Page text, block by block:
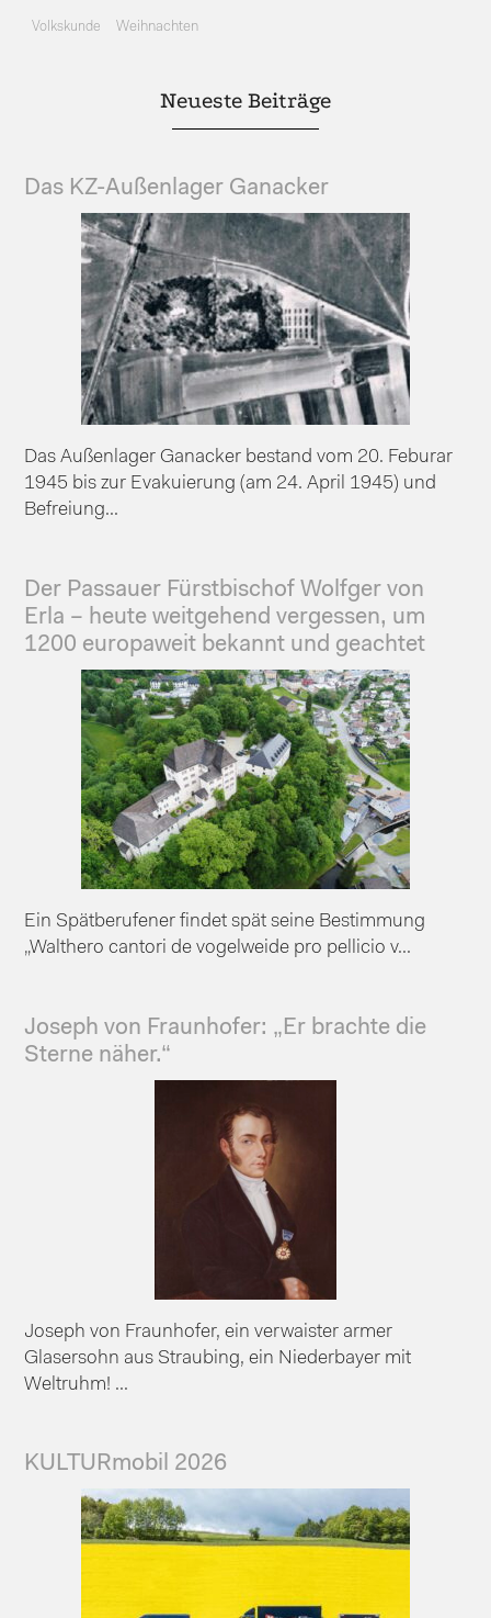
Volkskunde Weihnachten
Neueste Beiträge
Das KZ-Außenlager Ganacker
Das Außenlager Ganacker bestand vom 20. Feburar
1945 bis zur Evakuierung (am 24. April 1945) und
Befreiung...
Der Passauer Fürstbischof Wolfger von
Erla – heute weitgehend vergessen, um
1200 europaweit bekannt und geachtet
Ein Spätberufener findet spät seine Bestimmung
„Walthero cantori de vogelweide pro pellicio v...
Joseph von Fraunhofer: „Er brachte die
Sterne näher.“
Joseph von Fraunhofer, ein verwaister armer
Glasersohn aus Straubing, ein Niederbayer mit
Weltruhm! ...
KULTURmobil 2026